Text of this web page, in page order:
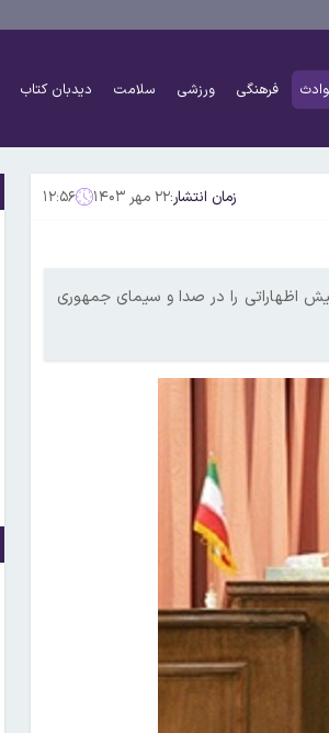
فرهنگی ورزشی سلامت دیدبان کتاب
زمان انتشار:۲۲ مهر ۱۴۰۳ ۱۲:۵۶
اظهاراتی را در صدا و سیمای جمهوری